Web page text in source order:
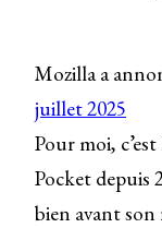
Mozilla a
juillet 2025
Pour moi,
Pocket depuis
bien avant son